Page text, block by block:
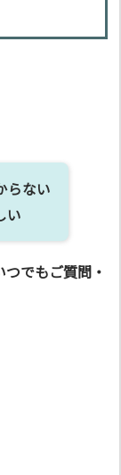
らない
い
つでもご質問・